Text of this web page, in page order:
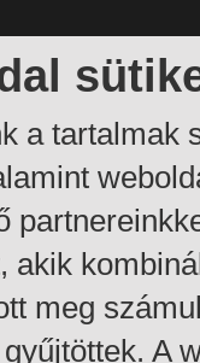
a tartalmak
akik
meg
A